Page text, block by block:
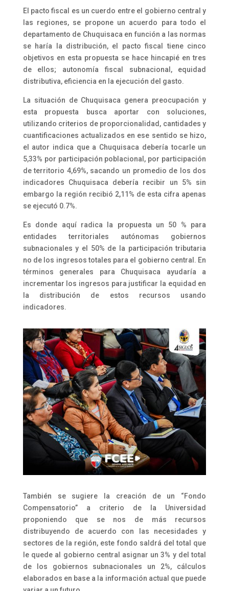
El pacto fiscal es un cuerdo entre el gobierno central y
las regiones, se propone un acuerdo para todo el
departamento de Chuquisaca en función a las normas
se haría la distribución, el pacto fiscal tiene cinco
objetivos en esta propuesta se hace hincapié en tres
de ellos; autonomía fiscal subnacional, equidad
distributiva, eficiencia en la ejecución del gasto.
La situación de Chuquisaca genera preocupación y
esta propuesta busca aportar con soluciones,
utilizando criterios de proporcionalidad, cantidades y
cuantificaciones actualizados en ese sentido se hizo,
el autor indica que a Chuquisaca debería tocarle un
5,33% por participación poblacional, por participación
de territorio 4,69%, sacando un promedio de los dos
indicadores Chuquisaca debería recibir un 5% sin
embargo la región recibió 2,11% de esta cifra apenas
se ejecutó 0.7%.
Es donde aquí radica la propuesta un 50 % para
entidades territoriales autónomas gobiernos
subnacionales y el 50% de la participación tributaria
no de los ingresos totales para el gobierno central. En
términos generales para Chuquisaca ayudaría a
incrementar los ingresos para justificar la equidad en
la distribución de estos recursos usando
indicadores.
También se sugiere la creación de un “Fondo
Compensatorio” a criterio de la Universidad
proponiendo que se nos de más recursos
distribuyendo de acuerdo con las necesidades y
sectores de la región, este fondo saldrá del total que
le quede al gobierno central asignar un 3% y del total
de los gobiernos subnacionales un 2%, cálculos
elaborados en base a la información actual que puede